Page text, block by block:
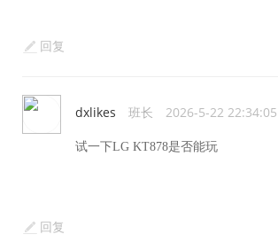
回复
dxlikes 班长 2026-5-22 22:34:05
试一下LG KT878是否能玩
回复